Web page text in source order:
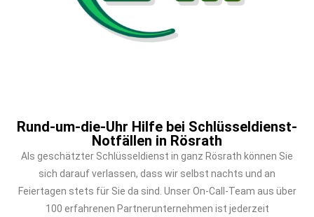
Rund-um-die-Uhr Hilfe bei Schlüsseldienst-
Notfällen in Rösrath
Als geschätzter Schlüsseldienst in ganz Rösrath können Sie
sich darauf verlassen, dass wir selbst nachts und an
Feiertagen stets für Sie da sind. Unser On-Call-Team aus über
100 erfahrenen Partnerunternehmen ist jederzeit